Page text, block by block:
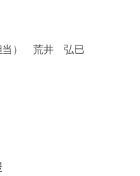
当） 荒井 弘巳